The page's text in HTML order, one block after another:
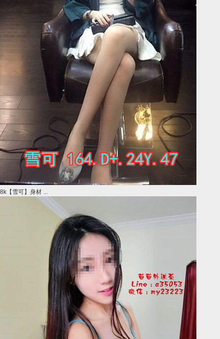
8k【雪可】身材 ...